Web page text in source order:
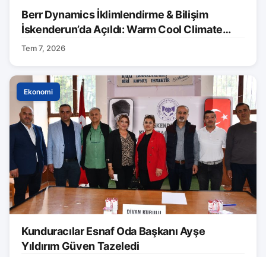
Berr Dynamics İklimlendirme & Bilişim
İskenderun’da Açıldı: Warm Cool Climate
Markası Tanıtıldı
Tem 7, 2026
Ekonomi
Kunduracılar Esnaf Oda Başkanı Ayşe
Yıldırım Güven Tazeledi